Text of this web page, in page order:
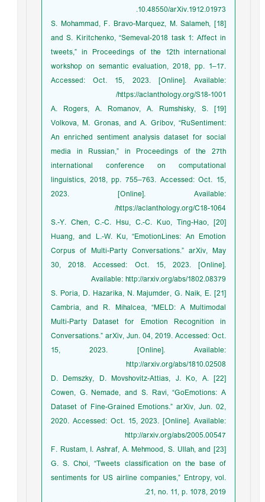
10.48550/arXiv.1912.01973.
[18] S. Mohammad, F. Bravo-Marquez, M. Salameh,
and S. Kiritchenko, “Semeval-2018 task 1: Affect in
tweets,” in Proceedings of the 12th international
workshop on semantic evaluation, 2018, pp. 1–17.
Accessed: Oct. 15, 2023. [Online]. Available:
https://aclanthology.org/S18-1001/
[19] A. Rogers, A. Romanov, A. Rumshisky, S.
Volkova, M. Gronas, and A. Gribov, “RuSentiment:
An enriched sentiment analysis dataset for social
media in Russian,” in Proceedings of the 27th
international conference on computational
linguistics, 2018, pp. 755–763. Accessed: Oct. 15,
2023. [Online]. Available:
https://aclanthology.org/C18-1064/
[20] S.-Y. Chen, C.-C. Hsu, C.-C. Kuo, Ting-Hao,
Huang, and L.-W. Ku, “EmotionLines: An Emotion
Corpus of Multi-Party Conversations.” arXiv, May
30, 2018. Accessed: Oct. 15, 2023. [Online].
Available: http://arxiv.org/abs/1802.08379
[21] S. Poria, D. Hazarika, N. Majumder, G. Naik, E.
Cambria, and R. Mihalcea, “MELD: A Multimodal
Multi-Party Dataset for Emotion Recognition in
Conversations.” arXiv, Jun. 04, 2019. Accessed: Oct.
15, 2023. [Online]. Available:
http://arxiv.org/abs/1810.02508
[22] D. Demszky, D. Movshovitz-Attias, J. Ko, A.
Cowen, G. Nemade, and S. Ravi, “GoEmotions: A
Dataset of Fine-Grained Emotions.” arXiv, Jun. 02,
2020. Accessed: Oct. 15, 2023. [Online]. Available:
http://arxiv.org/abs/2005.00547
[23] F. Rustam, I. Ashraf, A. Mehmood, S. Ullah, and
G. S. Choi, “Tweets classification on the base of
sentiments for US airline companies,” Entropy, vol.
21, no. 11, p. 1078, 2019.